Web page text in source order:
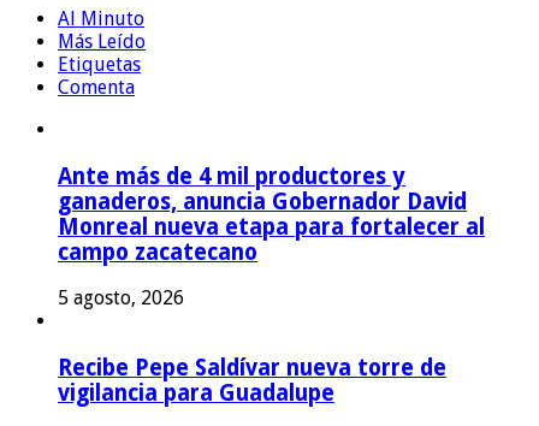
Al Minuto
Más Leído
Etiquetas
Comenta
Ante más de 4 mil productores y
ganaderos, anuncia Gobernador David
Monreal nueva etapa para fortalecer al
campo zacatecano
5 agosto, 2026
Recibe Pepe Saldívar nueva torre de
vigilancia para Guadalupe